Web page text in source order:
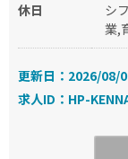
休日
シ
業,
更新日：2026/08/
求人ID：HP-